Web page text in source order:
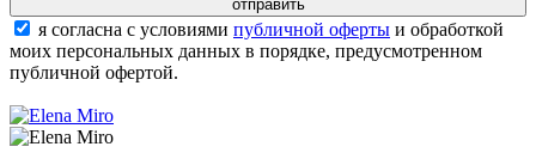
я согласна с условиями публичной оферты и обработкой
моих персональных данных в порядке, предусмотренном
публичной офертой.